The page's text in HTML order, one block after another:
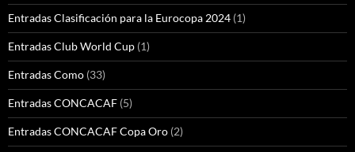
Entradas Clasificación para la Eurocopa 2024 (1)
Entradas Club World Cup (1)
Entradas Como (33)
Entradas CONCACAF (5)
Entradas CONCACAF Copa Oro (2)